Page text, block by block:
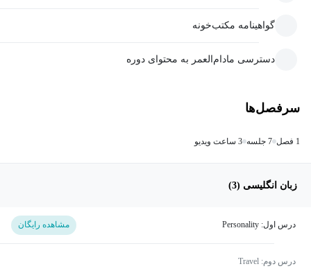
گواهینامه مکتب‌خونه
دسترسی مادام‌العمر به محتوای دوره
سرفصل‌ها
1 فصل 7 جلسه 3 ساعت ویدیو
زبان انگلیسی (3)
درس اول: Personality مشاهده رایگان
درس دوم: Travel